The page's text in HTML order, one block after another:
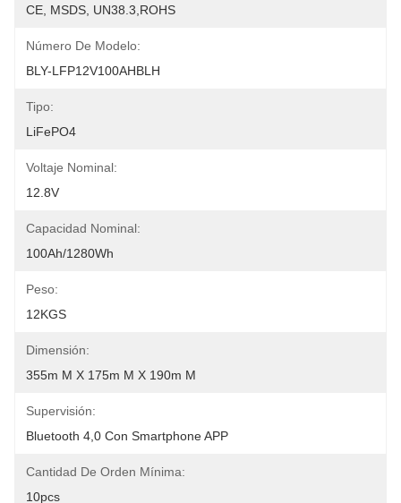
CE, MSDS, UN38.3,ROHS
Número De Modelo:
BLY-LFP12V100AHBLH
Tipo:
LiFePO4
Voltaje Nominal:
12.8V
Capacidad Nominal:
100Ah/1280Wh
Peso:
12KGS
Dimensión:
355m M X 175m M X 190m M
Supervisión:
Bluetooth 4,0 Con Smartphone APP
Cantidad De Orden Mínima:
10pcs